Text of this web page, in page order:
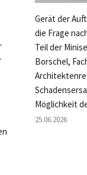
Gerät der
die Frage
Teil der
Borschel,
Möglichkeit
25.06.2026